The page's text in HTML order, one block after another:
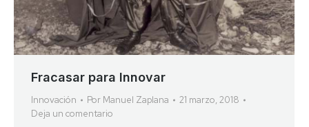
Fracasar para Innovar
Innovación Por Manuel Zaplana
21 marzo, 2018
Deja un comentario